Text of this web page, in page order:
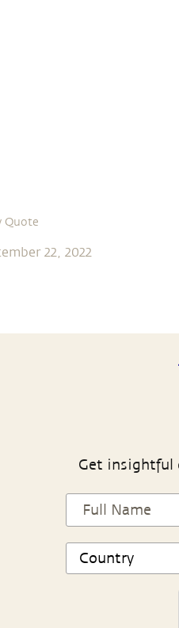
Quote
22, 2022
Get insightful